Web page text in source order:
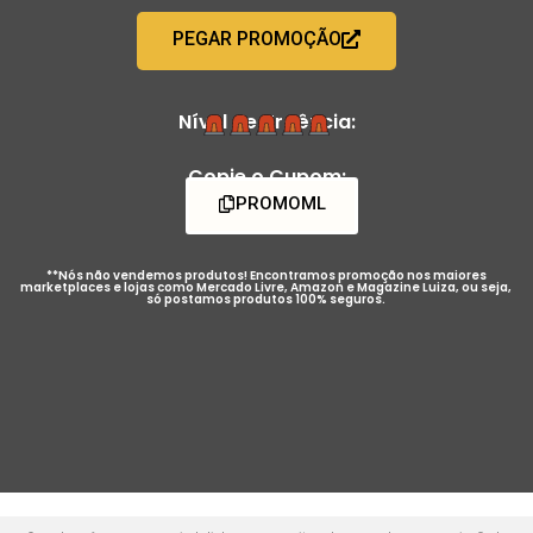
PEGAR PROMOÇÃO
Nível de Urgência:
Copie o Cupom:
PROMOML
**Nós não vendemos produtos! Encontramos promoção nos maiores
marketplaces e lojas como Mercado Livre, Amazon e Magazine Luiza, ou seja,
só postamos produtos 100% seguros.